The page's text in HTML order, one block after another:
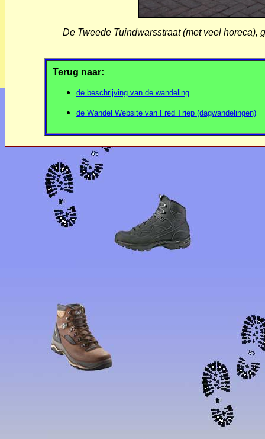
De Tweede Tuindwarsstraat (met veel horeca),
Terug naar:
de beschrijving van de wandeling
de Wandel Website van Fred Triep (dagwandelingen)